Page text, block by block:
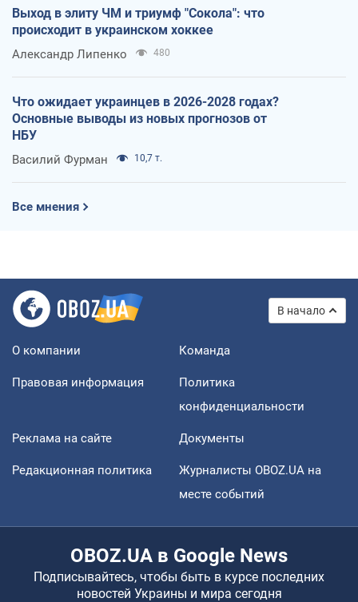
Выход в элиту ЧМ и триумф "Сокола": что
происходит в украинском хоккее
Александр Липенко 480
Что ожидает украинцев в 2026-2028 годах?
Основные выводы из новых прогнозов от
НБУ
Василий Фурман 10,7 т.
Все мнения
В начало
О компании Команда
Правовая информация
Политика
конфиденциальности
Реклама на сайте Документы
Редакционная политика
Журналисты OBOZ.UA на
месте событий
OBOZ.UA в Google News
Подписывайтесь, чтобы быть в курсе последних
новостей Украины и мира сегодня